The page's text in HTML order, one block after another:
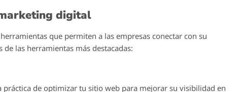
digital
que permiten a las empresas conectar con su
las herramientas más destacadas:
práctica de optimizar tu sitio web para mejorar su visibilidad en